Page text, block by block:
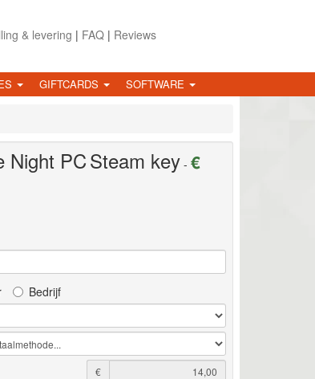
& levering | FAQ| Reviews
GIFTCARDS SOFTWARE
Night PCSteam key - €
Bedrijf
€